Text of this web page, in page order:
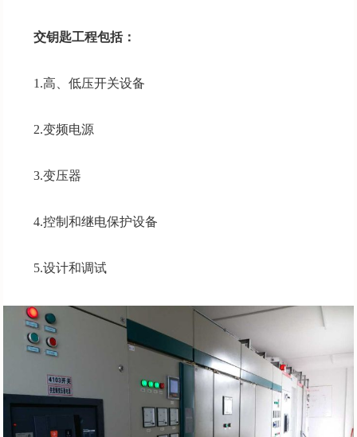
交钥匙工程包括：
1.高、低压开关设备
2.变频电源
3.变压器
4.控制和继电保护设备
5.设计和调试